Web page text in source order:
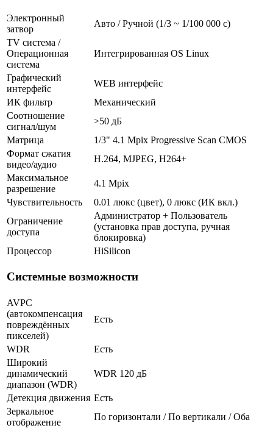
Электронный
затвор
Авто / Ручной (1/3 ~ 1/100 000 с)
TV система /
Операционная
система
Интегрированная OS Linux
Графический
интерфейс
WEB интерфейс
ИК фильтр
Механический
Соотношение
сигнал/шум
>50 дБ
Матрица
1/3" 4.1 Mpix Progressive Scan CMOS
Формат сжатия
видео/аудио
H.264, MJPEG, H264+
Максимальное
разрешение
4.1 Mpix
Чувствительность
0.01 люкс (цвет), 0 люкс (ИК вкл.)
Ограничение
доступа
Администратор + Пользователь
(установка прав доступа, ручная
блокировка)
Процессор
HiSilicon
Системные возможности
AVPC
(автокомпенсация
повреждённых
пикселей)
Есть
WDR
Есть
Широкий
динамический
диапазон (WDR)
WDR 120 дБ
Детекция движения Есть
Зеркальное
отображение
По горизонтали / По вертикали / Оба